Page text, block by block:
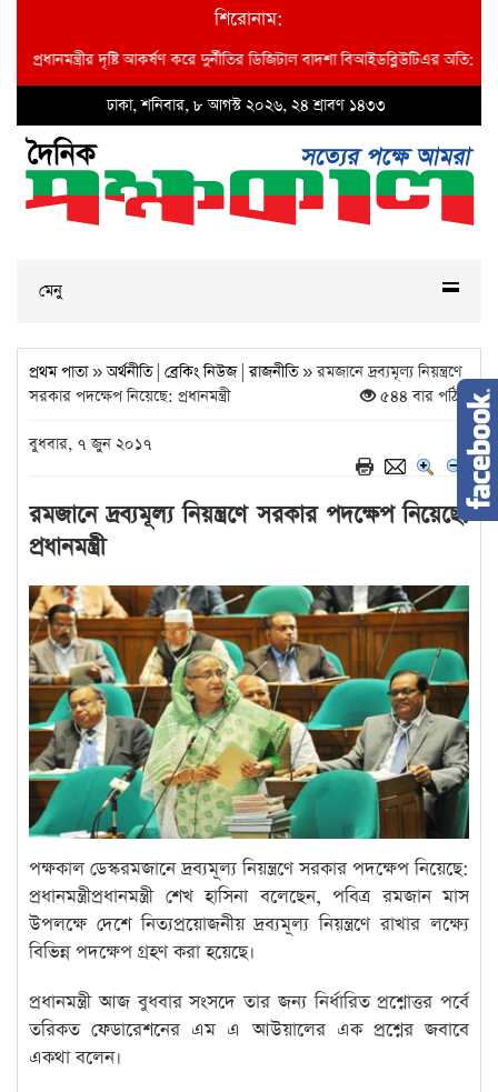
শিরোনাম:
দৃষ্টি আকর্ষণ করে দুর্নীতির ডিজিটাল বাদশা বিআইডব্লিউটিএর অতি: প্রধান
ঢাকা, শনিবার, ৮ আগস্ট ২০২৬, ২৪ শ্রাবণ ১৪৩৩
মেনু
প্রথম পাতা»অর্থনীতি| ব্রেকিং নিউজ|রাজনীতি» রমজানে দ্রব্যমূল্য নিয়ন্ত্রণে
সরকার পদক্ষেপ নিয়েছে: প্রধানমন্ত্রী
৫৪৪ বার পঠিত
বুধবার, ৭ জুন ২০১৭
রমজানে দ্রব্যমূল্য নিয়ন্ত্রণে সরকার পদক্ষেপ নিয়েছে:
প্রধানমন্ত্রী
পক্ষকাল ডেস্করমজানে দ্রব্যমূল্য নিয়ন্ত্রণে সরকার পদক্ষেপ নিয়েছে:
প্রধানমন্ত্রীপ্রধানমন্ত্রী শেখ হাসিনা বলেছেন, পবিত্র রমজান মাস
উপলক্ষে দেশে নিত্যপ্রয়োজনীয় দ্রব্যমূল্য নিয়ন্ত্রণে রাখার লক্ষ্যে
বিভিন্ন পদক্ষেপ গ্রহণ করা হয়েছে।
প্রধানমন্ত্রী আজ বুধবার সংসদে তার জন্য নির্ধারিত প্রশ্নোত্তর পর্বে
তরিকত ফেডারেশনের এম এ আউয়ালের এক প্রশ্নের জবাবে
একথা বলেন।